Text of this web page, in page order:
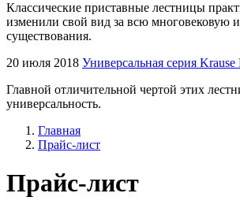
Классические приставные лестницы
изменили свой вид за всю многовековую
существования.
20 июля 2018 Универсальная серия Krause
Главной отличительной чертой этих
универсальность.
Главная
Прайс-лист
Прайс-лист